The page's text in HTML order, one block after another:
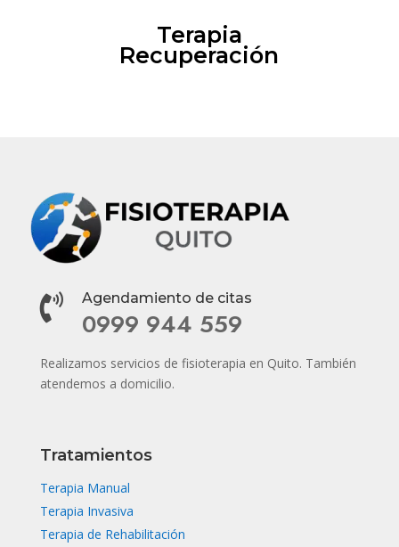
Terapia
Recuperación
 Agendamiento de citas
0999 944 559
Realizamos servicios de fisioterapia en Quito. También
atendemos a domicilio.
Tratamientos
Terapia Manual
Terapia Invasiva
Terapia de Rehabilitación